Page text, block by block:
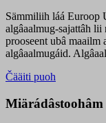
Sämmiliih láá Euroop
algâaalmug-sajattâh lii
prooseent ubâ
algâaalmugáid.
Čääiti puoh
Miärádâstoohâm